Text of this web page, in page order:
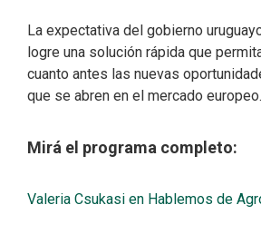
La expectativa del gobierno
logre una solución rápida que
cuanto antes las nuevas
que se abren en el mercado europeo.
Mirá el programa completo:
Valeria Csukasi en Hablemos de